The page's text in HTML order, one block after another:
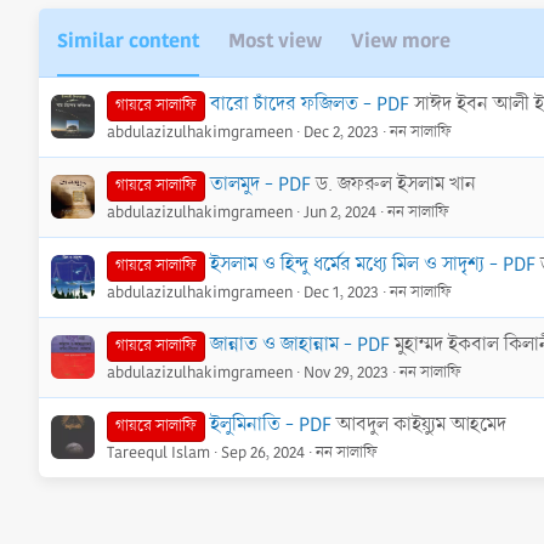
a
c
t
i
o
n
s
:
Similar content Most view View more
গায়রে সালাফি বারো চাঁদের ফজিলত - PDFসাঈদ ইবন আলী
abdulazizulhakimgrameen Dec 2, 2023 নন সালাফি
গায়রে সালাফি তালমুদ - PDFড. জফরুল ইসলাম খান
abdulazizulhakimgrameen Jun 2, 2024 নন সালাফি
গায়রে সালাফি ইসলাম ও হিন্দু ধর্মের মধ্যে মিল ও সাদৃশ্য - PDF
abdulazizulhakimgrameen Dec 1, 2023 নন সালাফি
গায়রে সালাফি জান্নাত ও জাহান্নাম - PDFমুহাম্মদ ইকবাল
abdulazizulhakimgrameen Nov 29, 2023 নন সালাফি
গায়রে সালাফি ইলুমিনাতি - PDFআবদুল কাইয়্যুম আহমেদ
Tareequl Islam Sep 26, 2024 নন সালাফি